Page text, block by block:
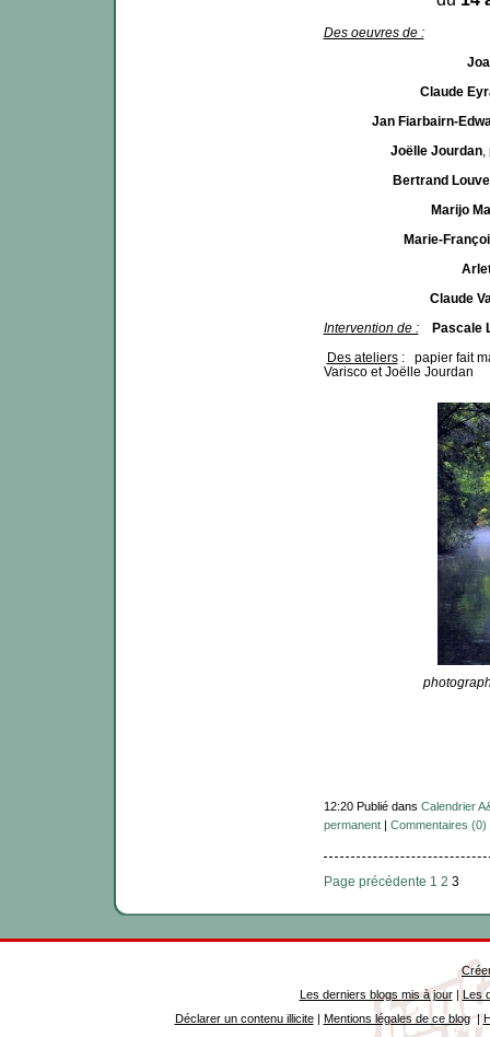
Des oeuvres de :
Claude
Jan Fiarbairn-
Joëlle Jourdan
Bertrand
Marijo
Marie-
Claude
Intervention de : Pascale
Des ateliers: papier fait
Varisco et Joëlle Jourdan
12:20 Publié dans Calendrier
permanent| Commentaires (0)
Page précédente 1 2 3
Les derniers blogs mis à jour|
Les
Déclarer un contenu illicite| Mentions légales de ce blog|